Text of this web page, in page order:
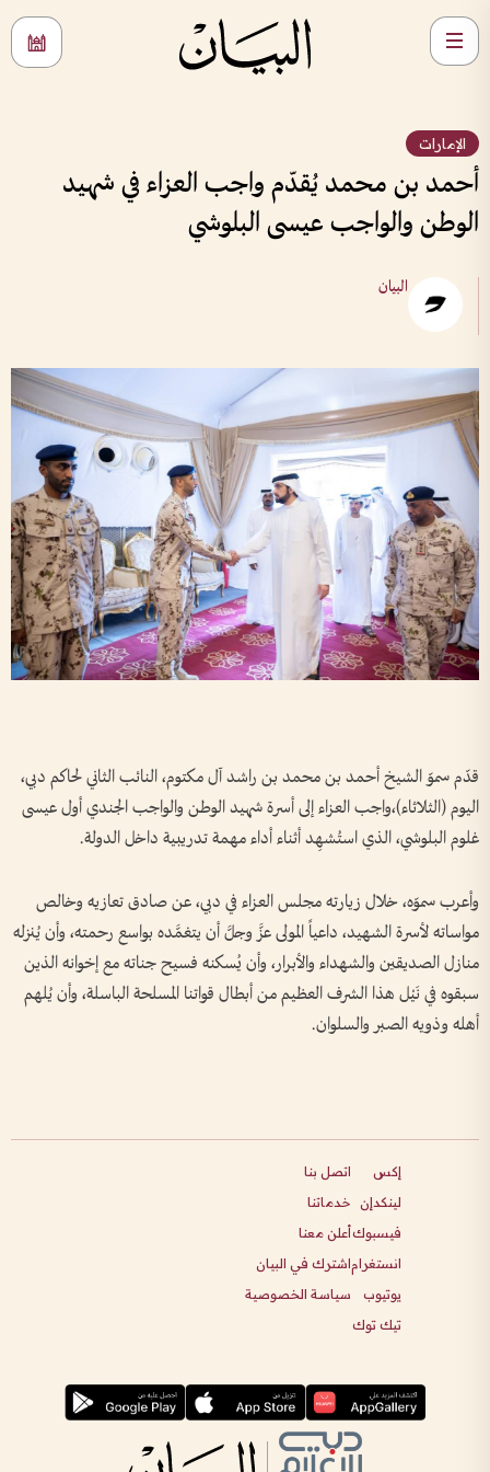
الإمارات
أحمد بن محمد يُقدّم واجب العزاء في شهيد
الوطن والواجب عيسى البلوشي
البيان
قدّم سموّ الشيخ أحمد بن محمد بن راشد آل مكتوم، النائب الثاني لحاكم دبي،
اليوم (الثلاثاء)،واجب العزاء إلى أسرة شهيد الوطن والواجب الجندي أول عيسى
غلوم البلوشي، الذي استُشهِد أثناء أداء مهمة تدريبية داخل الدولة.
وأعرب سموّه، خلال زيارته مجلس العزاء في دبي، عن صادق تعازيه وخالص
مواساته لأسرة الشهيد، داعياً المولى عزَّ وجلَّ أن يتغمَّده بواسع رحمته، وأن يُنزله
منازل الصديقين والشهداء والأبرار، وأن يُسكنه فسيح جناته مع إخوانه الذين
سبقوه في نَيْل هذا الشرف العظيم من أبطال قواتنا المسلحة الباسلة، وأن يُلهم
أهله وذويه الصبر والسلوان.
إكس
لينكدإن
فيسبوك
انستغرام
يوتيوب
تيك توك
اتصل بنا
خدماتنا
أعلن معنا
اشترك في البيان
سياسة الخصوصية